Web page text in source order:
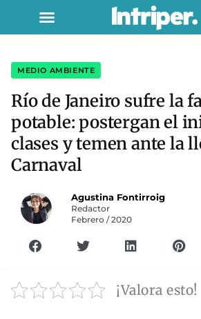
MEDIO AMBIENTE
Río de Janeiro sufre la
potable: postergan el
clases y temen ante la
Carnaval
Agustina Fontirroig
Redactor
Febrero / 2020
¡Valora esto!